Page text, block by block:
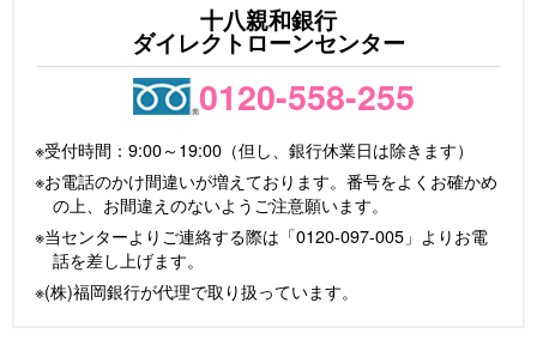
団信保険のご加入は対象ローン合計1,000万円が
上限です。（但し、住宅ローン、資産形成ローン
は除きます。）また、ローン契約の一部の金額に
ついてのみ保険に加入することはできません。
Webでお申込みいただく場合
①お申込み後はマイページ（Web）でのお手続き
となります。ご入力いただいたメールアドレス
宛にマイページのご案内メールをお送りいたし
ます。迷惑メール対策などでEメールの受信制限
をされている場合、当行からお送りするEメール
十八親和銀行
ダイレクトローンセンター
0120-558-255
※受付時間：9:00～19:00（但し、銀行休業日は除きます）
※お電話のかけ間違いが増えております。番号をよくお確かめ
の上、お間違えのないようご注意願います。
※当センターよりご連絡する際は「0120-097-005」よりお電
話を差し上げます。
※(株)福岡銀行が代理で取り扱っています。